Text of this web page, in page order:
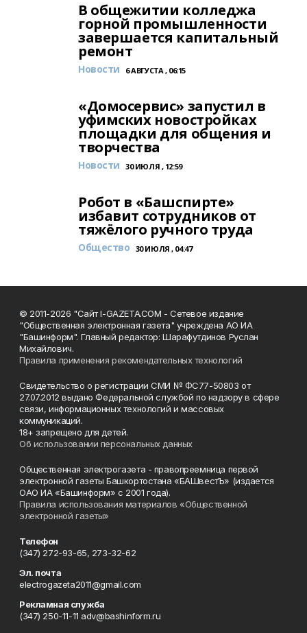
В общежитии колледжа
горной промышленности
завершается капитальный
ремонт
Новости 6 АВГУСТА , 06:15
«Домосервис» запустил в
уфимских новостройках
площадки для общения и
творчества
Новости 30 ИЮЛЯ , 12:59
Робот в «Башспирте»
избавит сотрудников от
тяжёлого ручного труда
Общество 30 ИЮЛЯ , 04:47
© 2011-2026 "Сайт I-GAZETA.COM - Сетевое издание
"Общественная электронная газета" учреждена АО ИА
"Башинформ". Главный редактор: Шарафутдинов Руслан
Михайлович.
Правила применения рекомендательных технологий
Свидетельство о регистрации СМИ № ФС77-50803 от
27.07.2012 выдано Федеральной службой по надзору в сфере
связи, информационных технологий и массовых
коммуникаций.
18+ запрещено для детей.
Об использовании персональных данных
Общественная электрогазета - правопреемница первой
электронной газеты Башкортостана «БАШвестЪ» (издается
ОАО ИА «Башинформ» с 2001 года).
Правила использования материалов «Общественной
электронной газеты»
Телефон
(347) 272-93-65, 273-32-62
Эл. почта
electrogazeta2011@gmail.com
Рекламная служба
(347) 250-11-11 adv@bashinform.ru